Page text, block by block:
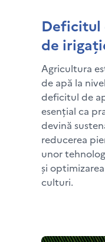
Deficitul
de
Agricultura
de apă la
deficitul de
esențial ca
devină
reducerea
unor
și
culturi.